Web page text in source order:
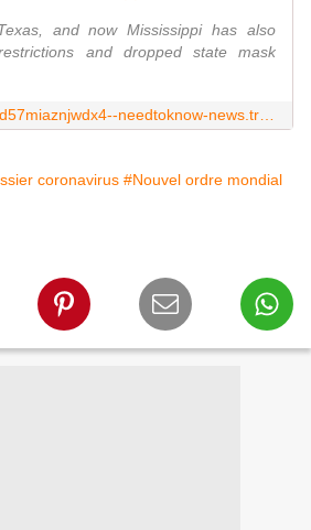
and now Mississippi has also
and dropped state mask
coronavirus #Nouvel ordre mondial